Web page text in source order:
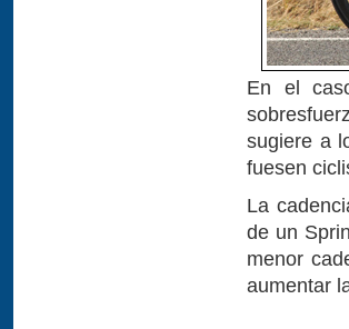
En el
sugiere a
fuesen
La
de un
menor
aumentar